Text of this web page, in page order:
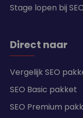
Stage lopen bij
Direct naar
Vergelijk SEO
SEO Basic pakket
SEO Premium